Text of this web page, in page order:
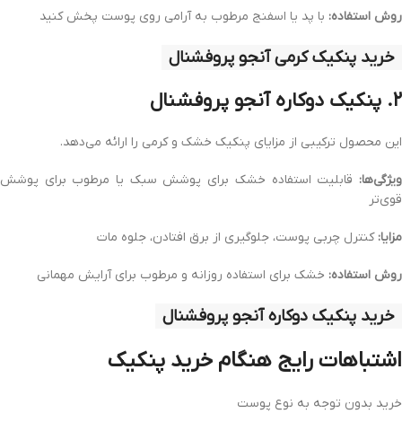
روش استفاده: با پد یا اسفنج مرطوب به آرامی روی پوست پخش کنید
خرید پنکیک کرمی آنجو پروفشنال
۲. پنکیک دوکاره آنجو پروفشنال
این محصول ترکیبی از مزایای پنکیک خشک و کرمی را ارائه می‌دهد.
ویژگی‌ها: قابلیت استفاده خشک برای پوشش سبک یا مرطوب برای پوشش
قوی‌تر
مزایا: کنترل چربی پوست، جلوگیری از برق افتادن، جلوه مات
روش استفاده: خشک برای استفاده روزانه و مرطوب برای آرایش مهمانی
خرید پنکیک دوکاره آنجو پروفشنال
اشتباهات رایج هنگام خرید پنکیک
خرید بدون توجه به نوع پوست